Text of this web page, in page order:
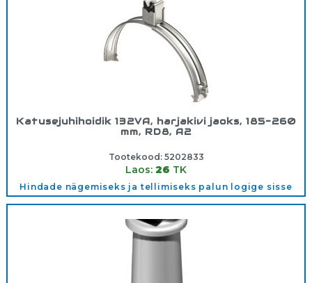
Katusejuhihoidik 132VA, harjakivi jaoks, 185-260
mm, RD8, A2
Tootekood: 5202833
Laos: 26 TK
Hindade nägemiseks ja tellimiseks palun logige sisse